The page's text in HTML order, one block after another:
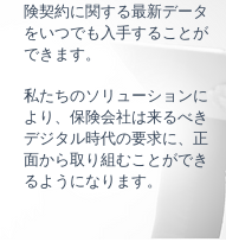
険契約に関する最新データ
をいつでも入手することが
できます。
私たちのソリューションに
より、保険会社は来るべき
デジタル時代の要求に、正
面から取り組むことができ
るようになります。